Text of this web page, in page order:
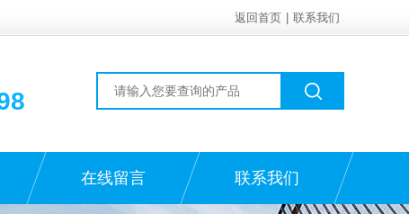
返回首页 联系我们
在线留言 联系我们